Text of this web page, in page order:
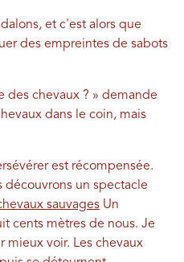
et c'est alors que
des empreintes de sabots
des chevaux ? » demande
dans le coin, mais
est récompensée.
un spectacle
sauvages Un
cents mètres de nous. Je
mieux voir. Les chevaux